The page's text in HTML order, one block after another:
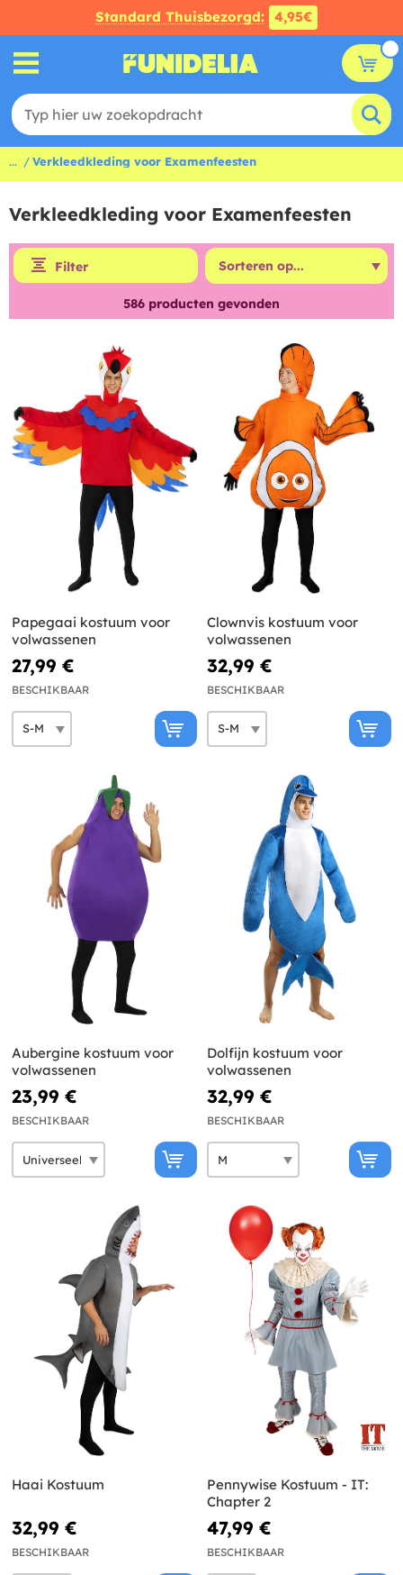
Standard Thuisbezorgd: 4,95€
... Verkleedkleding voor Examenfeesten
Verkleedkleding voor Examenfeesten
Filter
586 producten gevonden
Papegaai kostuum voor
volwassenen
27,99 €
BESCHIKBAAR
Clownvis kostuum voor
volwassenen
32,99 €
BESCHIKBAAR
Aubergine kostuum voor
volwassenen
23,99 €
BESCHIKBAAR
Dolfijn kostuum voor
volwassenen
32,99 €
BESCHIKBAAR
Haai Kostuum
32,99 €
BESCHIKBAAR
Pennywise Kostuum - IT:
Chapter 2
47,99 €
BESCHIKBAAR